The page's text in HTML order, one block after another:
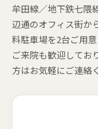
牟田線／地下鉄七隈
辺通のオフィス街か
料駐車場を2台ご用
ご来院も歓迎してお
方はお気軽にご連絡